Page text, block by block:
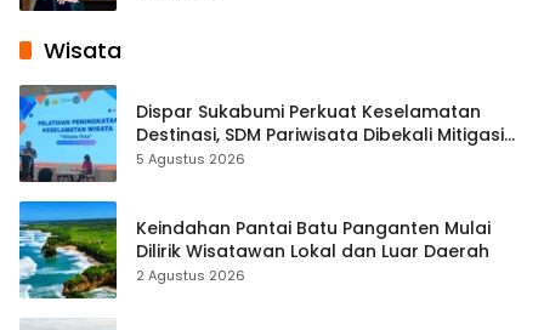
Wisata
Dispar Sukabumi Perkuat Keselamatan
Destinasi, SDM Pariwisata Dibekali Mitigasi
hingga Teknik Evakuasi
5 Agustus 2026
Keindahan Pantai Batu Panganten Mulai
Dilirik Wisatawan Lokal dan Luar Daerah
2 Agustus 2026